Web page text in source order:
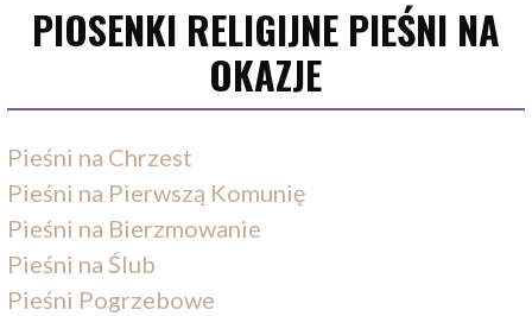
PIOSENKI RELIGIJNE PIEŚNI NA
OKAZJE
Pieśni na Chrzest
Pieśni na Pierwszą Komunię
Pieśni na Bierzmowanie
Pieśni na Ślub
Pieśni Pogrzebowe